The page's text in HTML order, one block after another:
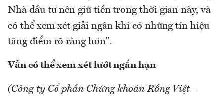
Nhà đầu tư nên giữ tiền trong thời gian này, và
có thể xem xét giải ngân khi có những tín hiệu
tăng điểm rõ ràng hơn".
Vẫn có thể xem xét lướt ngắn hạn
(Công ty Cổ phần Chứng khoán Rồng Việt –